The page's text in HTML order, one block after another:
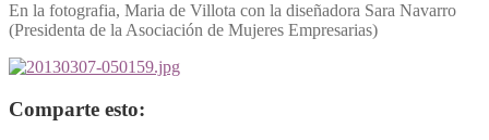
En la fotografia, Maria de Villota con la diseñadora Sara Navarro
(Presidenta de la Asociación de Mujeres Empresarias)
Comparte esto: